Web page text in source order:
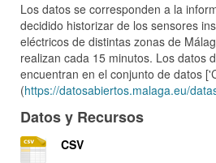
Los datos se corresponden a la
decidido historizar de los sensores
eléctricos de distintas zonas de
realizan cada 15 minutos. Los datos
encuentran en el conjunto de datos
(https://datosabiertos.malaga.eu/
Datos y Recursos
CSV